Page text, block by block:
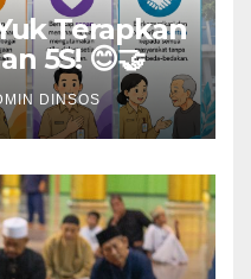
Terapkan
5S! 😊🤝
DINSOS